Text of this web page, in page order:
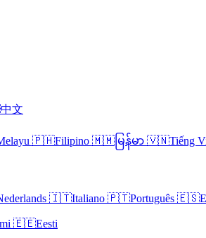
中文
🇵🇭Filipino 🇲🇲 မြန်မာ 🇻🇳Tiếng
🇮🇹Italiano 🇵🇹Português 🇪🇸
🇪🇪Eesti